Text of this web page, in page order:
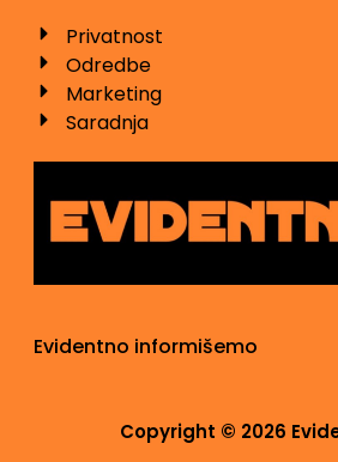
Privatnost
Odredbe
Marketing
Saradnja
Evidentno informišemo
Copyright © 2026